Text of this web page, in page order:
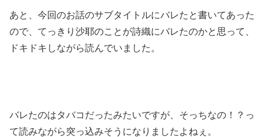
あと、今回のお話のサブタイトルにバレたと書いてあった
ので、てっきり沙耶のことが詩織にバレたのかと思って、
ドキドキしながら読んでいました。
バレたのはタバコだったみたいですが、そっちなの！？っ
て読みながら突っ込みそうになりましたよねぇ。